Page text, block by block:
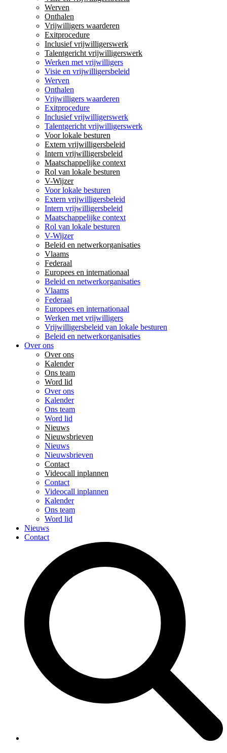
Werven
Onthalen
Vrijwilligers waarderen
Exitprocedure
Inclusief vrijwilligerswerk
Talentgericht vrijwilligerswerk
Werken met vrijwilligers
Visie en vrijwilligersbeleid
Werven
Onthalen
Vrijwilligers waarderen
Exitprocedure
Inclusief vrijwilligerswerk
Talentgericht vrijwilligerswerk
Voor lokale besturen
Extern vrijwilligersbeleid
Intern vrijwilligersbeleid
Maatschappelijke context
Rol van lokale besturen
V-Wijzer
Voor lokale besturen
Extern vrijwilligersbeleid
Intern vrijwilligersbeleid
Maatschappelijke context
Rol van lokale besturen
V-Wijzer
Beleid en netwerkorganisaties
Vlaams
Federaal
Europees en internationaal
Beleid en netwerkorganisaties
Vlaams
Federaal
Europees en internationaal
Werken met vrijwilligers
Vrijwilligersbeleid van lokale besturen
Beleid en netwerkorganisaties
Over ons
Over ons
Kalender
Ons team
Word lid
Over ons
Kalender
Ons team
Word lid
Nieuws
Nieuwsbrieven
Nieuws
Nieuwsbrieven
Contact
Videocall inplannen
Contact
Videocall inplannen
Kalender
Ons team
Word lid
Nieuws
Contact